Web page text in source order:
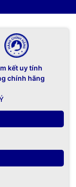
kết uy tính
chính hãng